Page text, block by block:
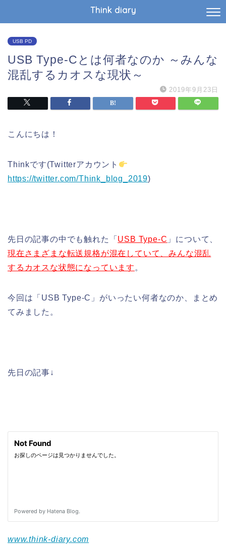
Think diary
USB PD
USB Type-Cとは何者なのか ～みんな
混乱するカオスな現状～
2019年9月23日
こんにちは！
Thinkです(Twitterアカウント
https://twitter.com/Think_blog_2019)
先日の記事の中でも触れた「 USB Type-C 」について、
現在さまざまな転送規格が混在していて、みんな混乱
するカオスな状態になっています 。
今回は「USB Type-C」がいったい何者なのか、まとめ
てみました。
先日の記事↓
www.think-diary.com